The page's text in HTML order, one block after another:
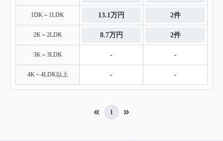
1DK～1LDK 13.1万円 2件
2K～2LDK 8.7万円 2件
3K～3LDK - -
4K～4LDK以上 - -
1